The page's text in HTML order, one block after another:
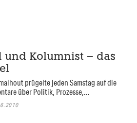
und Kolumnist – das
prügelte jeden Samstag auf die
über Politik, Prozesse,...